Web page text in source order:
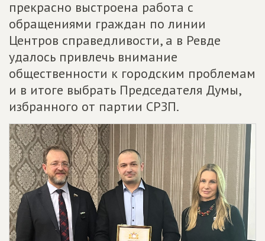
прекрасно выстроена работа с
обращениями граждан по линии
Центров справедливости, а в Ревде
удалось привлечь внимание
общественности к городским проблемам
и в итоге выбрать Председателя Думы,
избранного от партии СРЗП.